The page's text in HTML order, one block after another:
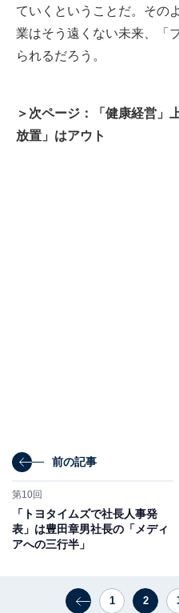
ていくということだ。その
業はそう遠くない未来、「
られるだろう。
＞次ページ：「健康経営」
放置」はアウト
前の記事
第10回
「トヨタイムズで社長人事発
表」は豊田章男社長の「メディ
アへの三行半」
1 2